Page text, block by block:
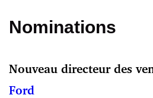
Nominations
Nouveau directeur des
Ford